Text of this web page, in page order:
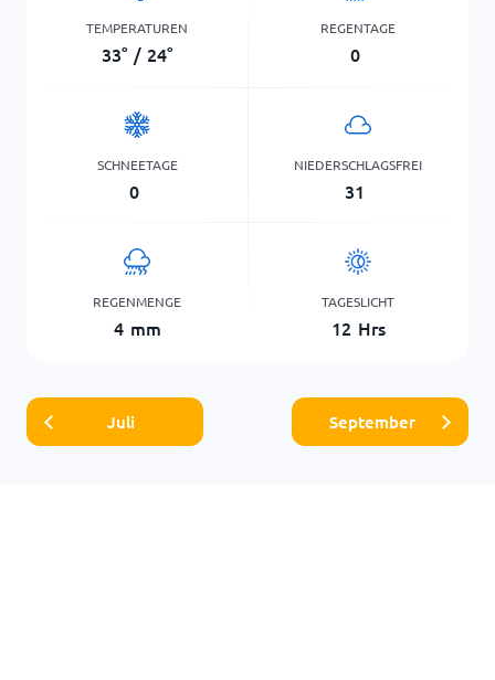
TEMPERATUREN
33° / 24°
REGENTAGE
0
SCHNEETAGE
0
NIEDERSCHLAGSFREI
31
REGENMENGE
4 mm
TAGESLICHT
12 Hrs
Juli September